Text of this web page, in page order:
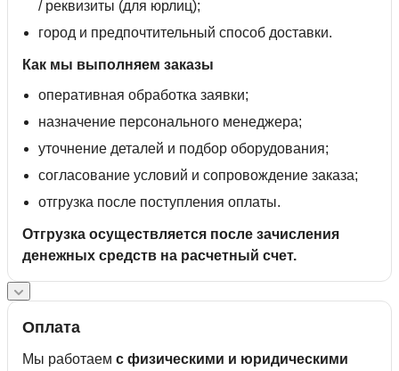
/ реквизиты (для юрлиц);
город и предпочтительный способ доставки.
Как мы выполняем заказы
оперативная обработка заявки;
назначение персонального менеджера;
уточнение деталей и подбор оборудования;
согласование условий и сопровождение заказа;
отгрузка после поступления оплаты.
Отгрузка осуществляется после зачисления
денежных средств на расчетный счет.
Оплата
Мы работаем с физическими и юридическими